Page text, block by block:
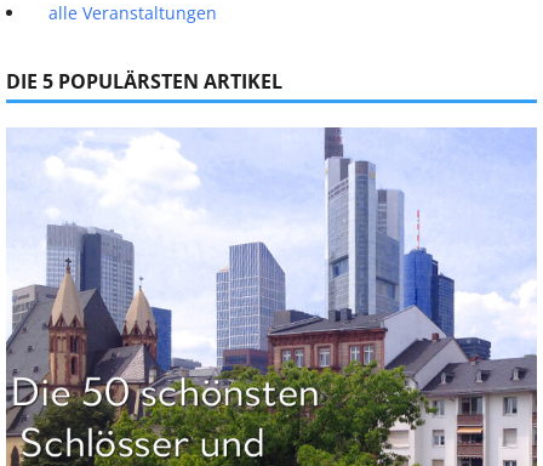
alle Veranstaltungen
DIE 5 POPULÄRSTEN ARTIKEL